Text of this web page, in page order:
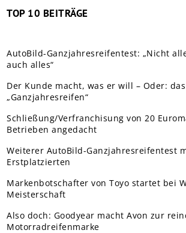
TOP 10 BEITRÄGE
AutoBild-Ganzjahresreifentest: „Nicht
auch alles“
Der Kunde macht, was er will – Oder:
„Ganzjahresreifen“
Schließung/Verfranchisung von 20
Betrieben angedacht
Weiterer AutoBild-Ganzjahresreifentest
Erstplatzierten
Markenbotschafter von Toyo startet bei
Meisterschaft
Also doch: Goodyear macht Avon zur
Motorradreifenmarke